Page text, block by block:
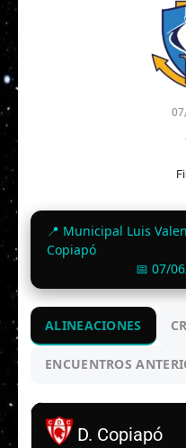
📍 Municipal Luis
Copiapó
📅 07/
ALINEACIONES
ENCUENTROS
D. Copiapó